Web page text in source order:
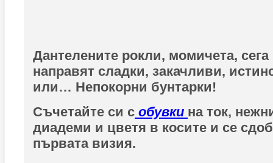
Дантелените рокли, момичета, сега
направят сладки, закачливи,
или… Непокорни бунтарки!
Съчетайте си с обувки на ток,
диадеми и цветя в косите и се
първата визия.